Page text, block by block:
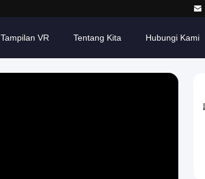
Tampilan VR Tentang Kita Hubungi Kami